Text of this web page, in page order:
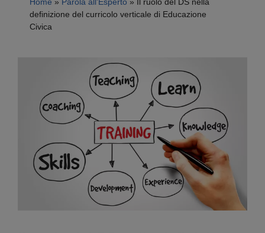
definizione del curricolo verticale di Educazione
Civica